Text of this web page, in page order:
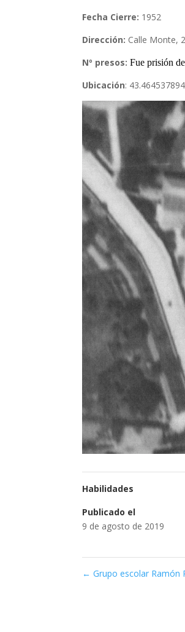
Fecha Cierre: 1952
Dirección: Calle Monte,
Nº presos:Fue prisión
Ubicación:
Habilidades
Publicado el
9 de agosto de 2019
← Grupo escolar Ramón